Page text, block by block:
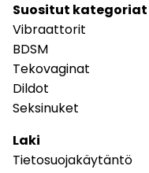
Suositut kategoriat
Vibraattorit
BDSM
Tekovaginat
Dildot
Seksinuket
Laki
Tietosuojakäytäntö